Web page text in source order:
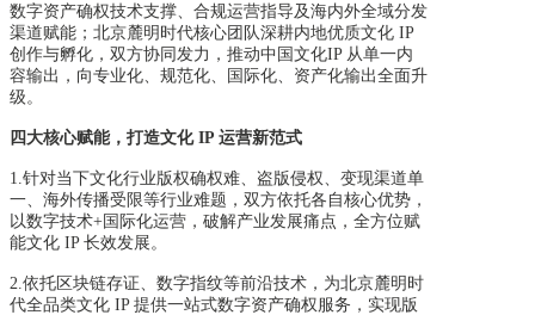
数字资产确权技术支撑、合规运营指导及海内外全域分发
渠道赋能；北京麓明时代核心团队深耕内地优质文化 IP
创作与孵化，双方协同发力，推动中国文化IP 从单一内
容输出，向专业化、规范化、国际化、资产化输出全面升
级。
四大核心赋能，打造文化 IP 运营新范式
1. 针对当下文化行业版权确权难、盗版侵权、变现渠道单
一、海外传播受限等行业难题，双方依托各自核心优势，
以数字技术+国际化运营，破解产业发展痛点，全方位赋
能文化 IP 长效发展。
2. 依托区块链存证、数字指纹等前沿技术，为北京麓明时
代全品类文化 IP 提供一站式数字资产确权服务，实现版